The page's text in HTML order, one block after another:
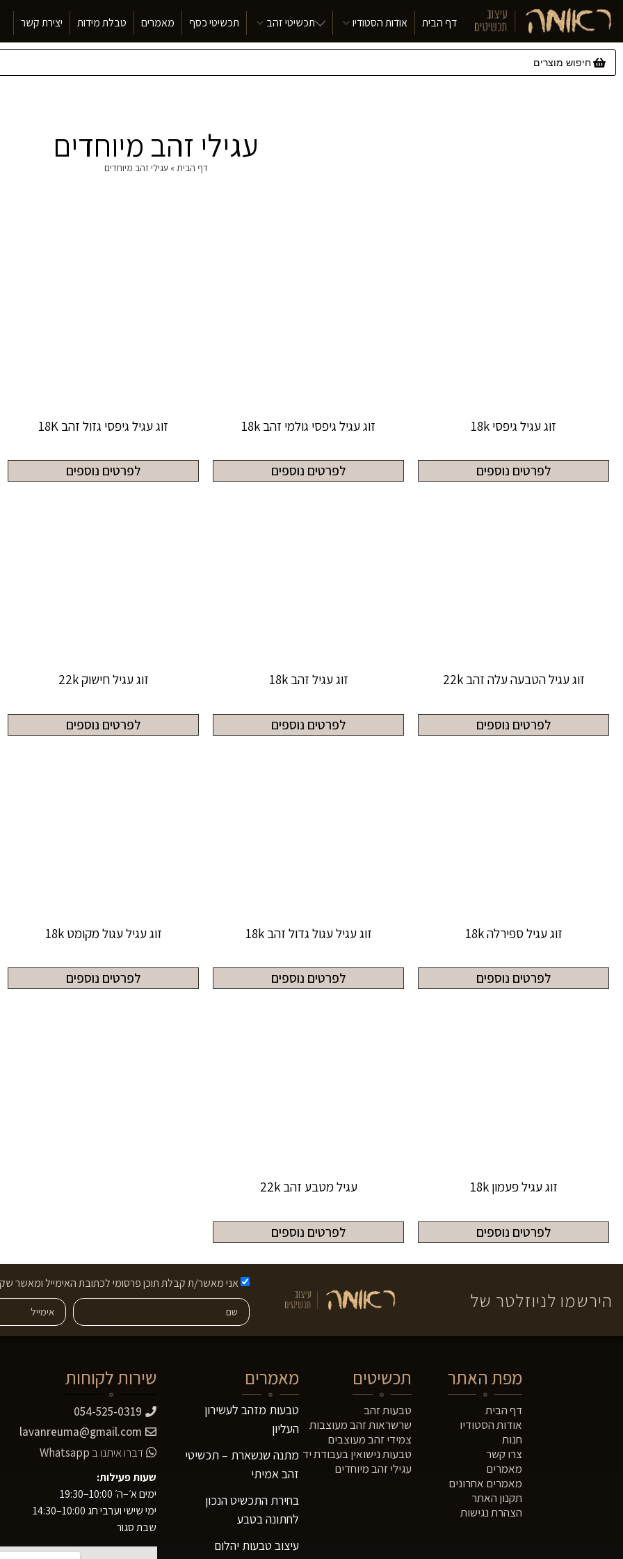
דף הבית אודות הסטודיו תכשיטי זהב תכשיטי כסף מאמרים טבלת מידות יצירת קשר
עגילי זהב מיוחדים
דף הבית » עגילי זהב מיוחדים
זוג עגיל גיפסי 18k
לפרטים נוספים
זוג עגיל גיפסי גולמי זהב 18k
לפרטים נוספים
זוג עגיל גיפסי גזול זהב 18K
לפרטים נוספים
זוג עגיל הטבעה עלה זהב 22k
לפרטים נוספים
זוג עגיל זהב 18k
לפרטים נוספים
זוג עגיל חישוק 22k
לפרטים נוספים
זוג עגיל ספירלה 18k
לפרטים נוספים
זוג עגיל עגול גדול זהב 18k
לפרטים נוספים
זוג עגיל עגול מקומט 18k
לפרטים נוספים
זוג עגיל פעמון 18k
לפרטים נוספים
עגיל מטבע זהב 22k
לפרטים נוספים
הירשמו לניוזלטר של
אני מאשר/ת קבלת תוכן פרסומי לכתובת האימייל ומאשר
מפת האתר
דף הבית
אודות הסטודיו
חנות
צרו קשר
מאמרים
מאמרים אחרונים
תקנון האתר
הצהרת נגישות
תכשיטים
טבעות זהב
שרשראות זהב מעוצבות
צמידי זהב מעוצבים
טבעות נישואין בעבודת יד
עגילי זהב מיוחדים
מאמרים
טבעות מזהב לעשירון
העליון
מתנה שנשארת – תכשיטי
זהב אמיתי
בחירת התכשיט הנכון
לחתונה בטבע
עיצוב טבעות יהלום
שירות לקוחות
054-525-0319
lavanreuma@gmail.com
דברו איתנו ב Whatsapp
שעות פעילות:
ימים א׳–ה׳ 10:00–19:30
ימי שישי וערבי חג 10:00–14:30
שבת סגור